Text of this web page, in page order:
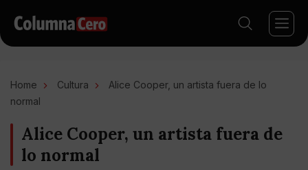
Home Cultura
Alice Cooper, un artista fuera de lo
normal
Alice Cooper, un artista fuera de
lo normal